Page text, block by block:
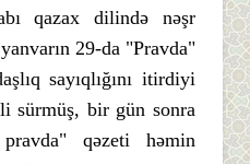
qazax dilində nəşr
29-da "Pravda"
sayıqlığını itirdiyi
sürmüş, bir gün sonra
qəzeti həmin